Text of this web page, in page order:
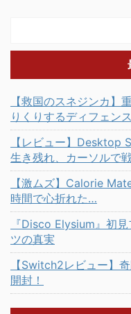
【救国のスネジンカ】
りくりするディフェン
【レビュー】Desktop
生き残れ、カーソルで
【激ムズ】Calorie
時間で心折れた…
『Disco Elysium』初
ツの真実
【Switch2レビュー】
開封！